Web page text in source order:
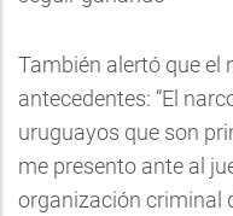
También alertó que el
antecedentes: “El
uruguayos que son
me presento ante al
organización criminal